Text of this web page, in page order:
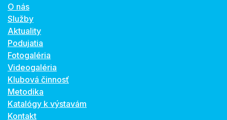
O nás
Služby
Aktuality
Podujatia
Fotogaléria
Videogaléria
Klubová činnosť
Metodika
Katalógy k výstavám
Kontakt